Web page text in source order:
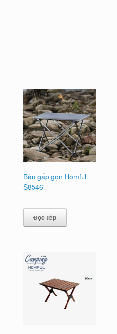
Bàn gấp gọn Homful
S8546
Đọc tiếp